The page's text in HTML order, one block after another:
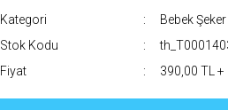
Kategori
Bebek
Stok Kodu
Fiyat
390,00 TL +